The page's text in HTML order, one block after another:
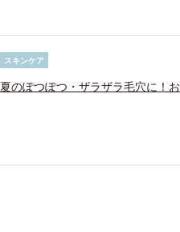
スキンケア
夏のぽつぽつ・ザラザラ毛穴に！